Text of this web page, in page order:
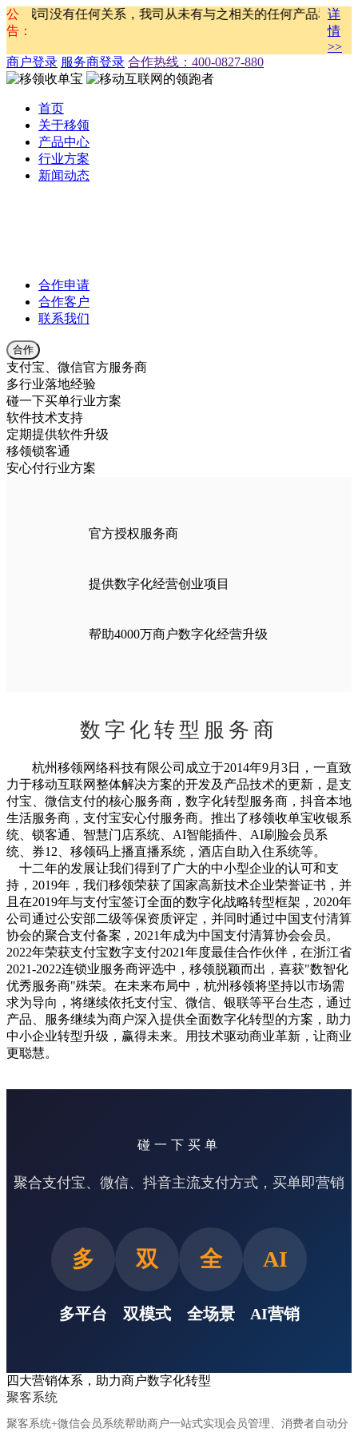
公
告：
没有任何关系，我司从未有与之相关的任何产品和
详
情
>>
商户登录 服务商登录 合作热线：‭400-0827-880
首页
关于移领
产品中心
行业方案
新闻动态
合作申请
合作客户
联系我们
合作
支付宝、微信官方服务商
多行业落地经验
碰一下买单行业方案
软件技术支持
定期提供软件升级
移领锁客通
安心付行业方案
官方授权服务商
提供数字化经营创业项目
帮助4000万商户数字化经营升级
数字化转型服务商
杭州移领网络科技有限公司成立于2014年9月3日，一直致
力于移动互联网整体解决方案的开发及产品技术的更新，是支
付宝、微信支付的核心服务商，数字化转型服务商，抖音本地
生活服务商，支付宝安心付服务商。推出了移领收单宝收银系
统、锁客通、智慧门店系统、AI智能插件、AI刷脸会员系
统、券12、移领码上播直播系统，酒店自助入住系统等。
十二年的发展让我们得到了广大的中小型企业的认可和支
持，2019年，我们移领荣获了国家高新技术企业荣誉证书，并
且在2019年与支付宝签订全面的数字化战略转型框架，2020年
公司通过公安部二级等保资质评定，并同时通过中国支付清算
协会的聚合支付备案，2021年成为中国支付清算协会会员。
2022年荣获支付宝数字支付2021年度最佳合作伙伴，在浙江省
2021-2022连锁业服务商评选中，移领脱颖而出，喜获"数智化
优秀服务商"殊荣。在未来布局中，杭州移领将坚持以市场需
求为导向，将继续依托支付宝、微信、银联等平台生态，通过
产品、服务继续为商户深入提供全面数字化转型的方案，助力
中小企业转型升级，赢得未来。用技术驱动商业革新，让商业
更聪慧。
碰一下买单
聚合支付宝、微信、抖音主流支付方式，买单即营销
多
多平台
双
双模式
全
全场景
AI
AI营销
四大营销体系，助力商户数字化转型
聚客系统
聚客系统+微信会员系统帮助商户一站式实现会员管理、消费者自动分